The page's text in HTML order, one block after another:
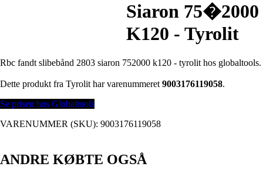
Siaron 75�2000
K120 - Tyrolit
Rbc fandt slibebånd 2803 siaron 752000 k120 - tyrolit hos globaltools.
Dette produkt fra Tyrolit har varenummeret 9003176119058.
Se prisen hos Globaltools
VARENUMMER (SKU): 9003176119058
ANDRE KØBTE OGSÅ